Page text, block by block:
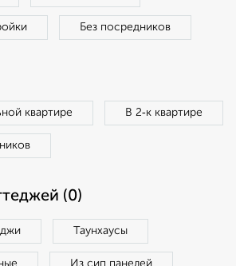
Без посредников
квартире В 2‑к квартире
(0)
Таунхаусы
Из сип панелей